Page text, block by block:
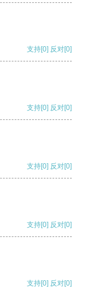
支持[0] 反对[0]
支持[0] 反对[0]
支持[0] 反对[0]
支持[0] 反对[0]
支持[0] 反对[0]